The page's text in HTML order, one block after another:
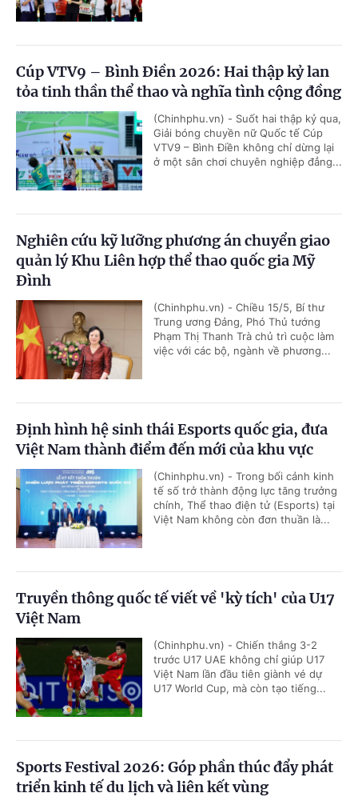
Cúp VTV9 – Bình Điền 2026: Hai thập kỷ lan
tỏa tinh thần thể thao và nghĩa tình cộng đồng
(Chinhphu.vn) - Suốt hai thập kỷ qua,
Giải bóng chuyền nữ Quốc tế Cúp
VTV9 – Bình Điền không chỉ dừng lại
ở một sân chơi chuyên nghiệp đẳng...
Nghiên cứu kỹ lưỡng phương án chuyển giao
quản lý Khu Liên hợp thể thao quốc gia Mỹ
Đình
(Chinhphu.vn) - Chiều 15/5, Bí thư
Trung ương Đảng, Phó Thủ tướng
Phạm Thị Thanh Trà chủ trì cuộc làm
việc với các bộ, ngành về phương...
Định hình hệ sinh thái Esports quốc gia, đưa
Việt Nam thành điểm đến mới của khu vực
(Chinhphu.vn) - Trong bối cảnh kinh
tế số trở thành động lực tăng trưởng
chính, Thể thao điện tử (Esports) tại
Việt Nam không còn đơn thuần là...
Truyền thông quốc tế viết về 'kỳ tích' của U17
Việt Nam
(Chinhphu.vn) - Chiến thắng 3-2
trước U17 UAE không chỉ giúp U17
Việt Nam lần đầu tiên giành vé dự
U17 World Cup, mà còn tạo tiếng...
Sports Festival 2026: Góp phần thúc đẩy phát
triển kinh tế du lịch và liên kết vùng